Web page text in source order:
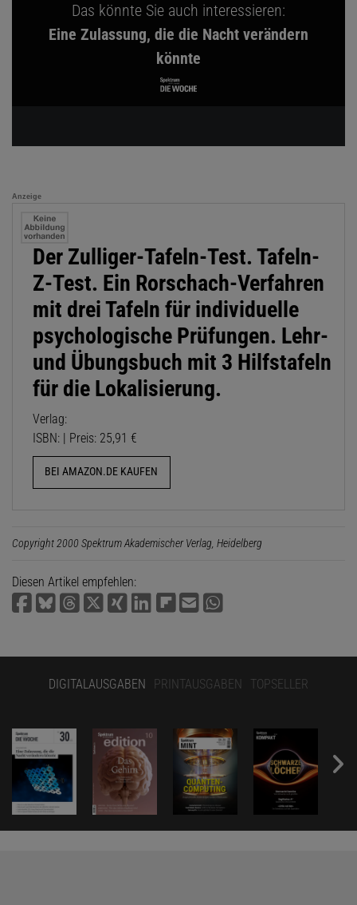
Das könnte Sie auch interessieren:
Eine Zulassung, die die Nacht verändern
könnte
Anzeige
Der Zulliger-Tafeln-Test. Tafeln-
Z-Test. Ein Rorschach-Verfahren
mit drei Tafeln für individuelle
psychologische Prüfungen. Lehr-
und Übungsbuch mit 3 Hilfstafeln
für die Lokalisierung.
Verlag:
ISBN: | Preis: 25,91 €
BEI AMAZON.DE KAUFEN
Copyright 2000 Spektrum Akademischer Verlag, Heidelberg
Diesen Artikel empfehlen:
DIGITALAUSGABEN PRINTAUSGABEN TOPSELLER